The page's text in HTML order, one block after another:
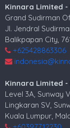
Kinnara Limited -
Grand Sudirman
Jl. Jendral
Balikpapan City,
+625428863306
Kinnara Limited -
Level 3A, Sunway
Lingkaran SV,
Kuala Lumpur,